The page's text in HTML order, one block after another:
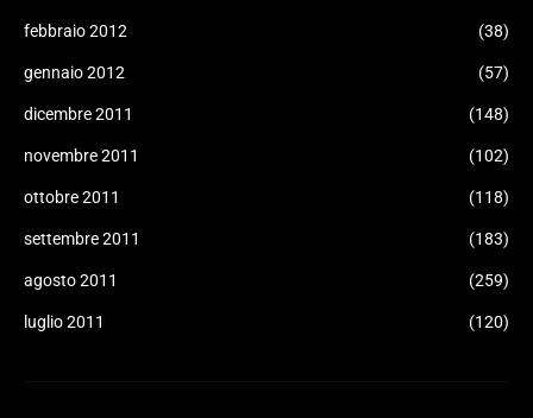
febbraio 2012 (38)
gennaio 2012 (57)
dicembre 2011 (148)
novembre 2011 (102)
ottobre 2011 (118)
settembre 2011 (183)
agosto 2011 (259)
luglio 2011 (120)